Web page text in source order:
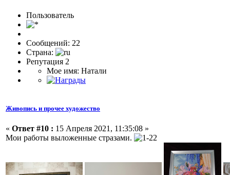
Пользоватeль
Сообщений: 22
Страна:
Репутация 2
Мое имя: Натали
Живопись и прочее художество
« Ответ #10 : 15 Апреля 2021, 11:35:08 »
Мои работы выложенные стразами.